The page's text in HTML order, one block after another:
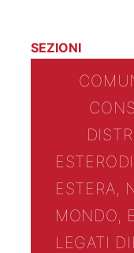
SEZIONI
ESTERO
ESTERA,
MONDO,
LEGATI